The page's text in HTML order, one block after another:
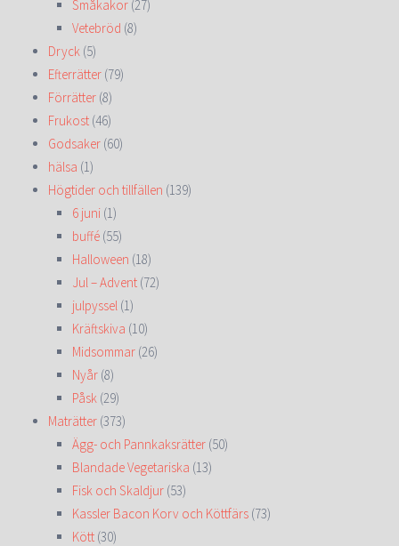
Småkakor (27)
Vetebröd (8)
Dryck (5)
Efterrätter (79)
Förrätter (8)
Frukost (46)
Godsaker (60)
hälsa (1)
Högtider och tillfällen (139)
6 juni (1)
buffé (55)
Halloween (18)
Jul – Advent (72)
julpyssel (1)
Kräftskiva (10)
Midsommar (26)
Nyår (8)
Påsk (29)
Maträtter (373)
Ägg- och Pannkaksrätter (50)
Blandade Vegetariska (13)
Fisk och Skaldjur (53)
Kassler Bacon Korv och Köttfärs (73)
Kött (30)